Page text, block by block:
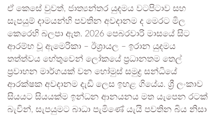
ඒ කෙසේ වුවත්, ජාත්‍යන්තර යුදමය වටපිටාව සහ
සැපයුම් දාමයන්හි පවතින අවදානම ද මෙරට මිල
කෙරෙහි බලපා ඇත. 2026 පෙබරවාරි මාසයේ සිට
ආරම්භ වූ ඇමෙරිකා – ඊශ්‍රායල – ඉරාන යුදමය
තත්ත්වය හේතුවෙන් ලෝකයේ ප්‍රධානතම තෙල්
ප්‍රවාහන මාර්ගයක් වන හෝමුස් සමුද්‍ර සන්ධියේ
ආරක්ෂක අවදානම දැඩි ලෙස ඉහළ ගියේය. ශ්‍රී ලංකාව
සියයට සියයක්ම ඉන්ධන ආනයනය මත යැපෙන රටක්
බැවින්, සැපයුමට බාධා පැමිණේ යැයි පවතින බිය නිසා